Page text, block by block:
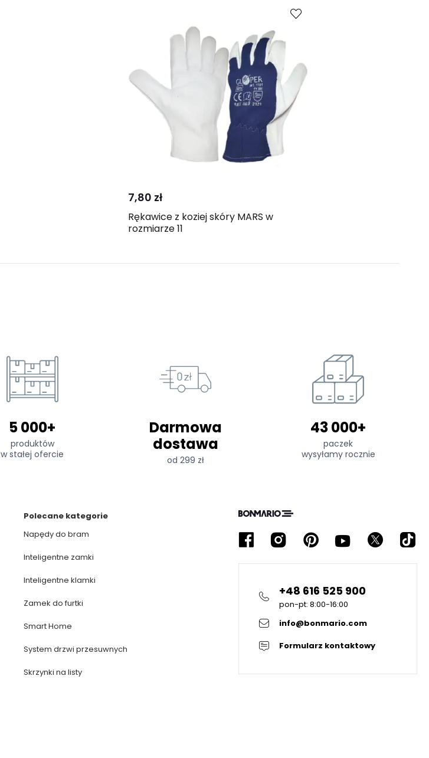
Porównaj
7,80 zł
Rękawice z koziej skóry MARS w
rozmiarze 11
5 000+
produktów
w stałej ofercie
Darmowa
dostawa
od 299 zł
43 000+
paczek
wysyłamy rocznie
+48 616 525 900
pon-pt: 8:00-16:00
info@bonmario.com
Formularz kontaktowy
Polecane kategorie
Napędy do bram
Inteligentne zamki
Inteligentne klamki
Zamek do furtki
Smart Home
System drzwi przesuwnych
Skrzynki na listy